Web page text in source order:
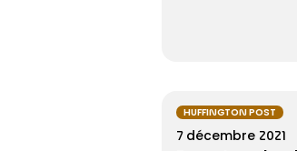
HUFFINGTON POST
7 décembre 2021